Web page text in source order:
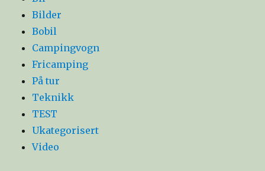
Bilder
Bobil
Campingvogn
Fricamping
På tur
Teknikk
TEST
Ukategorisert
Video